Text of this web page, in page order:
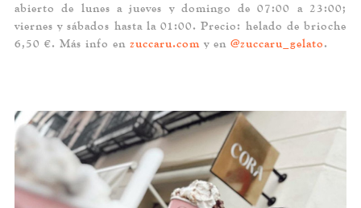
abierto de lunes a jueves y domingo de 07:00 a 23:00;
viernes y sábados hasta la 01:00. Precio: helado de brioche
6,50 €. Más info en zuccaru.comy en @zuccaru_gelato.